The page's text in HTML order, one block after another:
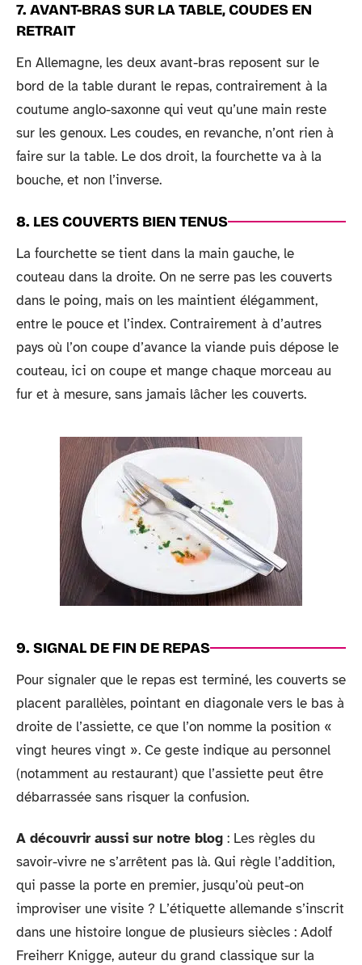
7. AVANT-BRAS SUR LA TABLE, COUDES EN
RETRAIT
En Allemagne, les deux avant-bras reposent sur le
bord de la table durant le repas, contrairement à la
coutume anglo-saxonne qui veut qu’une main reste
sur les genoux. Les coudes, en revanche, n’ont rien à
faire sur la table. Le dos droit, la fourchette va à la
bouche, et non l’inverse.
8. LES COUVERTS BIEN TENUS
La fourchette se tient dans la main gauche, le
couteau dans la droite. On ne serre pas les couverts
dans le poing, mais on les maintient élégamment,
entre le pouce et l’index. Contrairement à d’autres
pays où l’on coupe d’avance la viande puis dépose le
couteau, ici on coupe et mange chaque morceau au
fur et à mesure, sans jamais lâcher les couverts.
9. SIGNAL DE FIN DE REPAS
Pour signaler que le repas est terminé, les couverts se
placent parallèles, pointant en diagonale vers le bas à
droite de l’assiette, ce que l’on nomme la position «
vingt heures vingt ». Ce geste indique au personnel
(notamment au restaurant) que l’assiette peut être
débarrassée sans risquer la confusion.
A découvrir aussi sur notre blog : Les règles du
savoir-vivre ne s’arrêtent pas là. Qui règle l’addition,
qui passe la porte en premier, jusqu’où peut-on
improviser une visite ? L’étiquette allemande s’inscrit
dans une histoire longue de plusieurs siècles : Adolf
Freiherr Knigge, auteur du grand classique sur la